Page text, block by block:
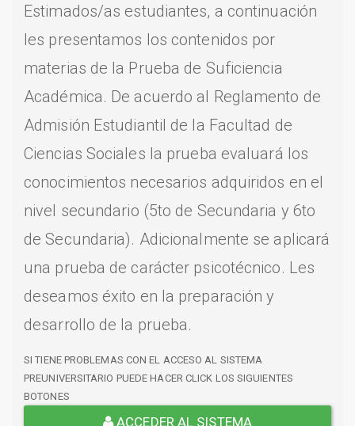
Estimados/as estudiantes, a continuación
les presentamos los contenidos por
materias de la Prueba de Suficiencia
Académica. De acuerdo al Reglamento de
Admisión Estudiantil de la Facultad de
Ciencias Sociales la prueba evaluará los
conocimientos necesarios adquiridos en el
nivel secundario (5to de Secundaria y 6to
de Secundaria). Adicionalmente se aplicará
una prueba de carácter psicotécnico. Les
deseamos éxito en la preparación y
desarrollo de la prueba.
SI TIENE PROBLEMAS CON EL ACCESO AL SISTEMA
PREUNIVERSITARIO PUEDE HACER CLICK LOS SIGUIENTES
BOTONES
ACCEDER AL SISTEMA